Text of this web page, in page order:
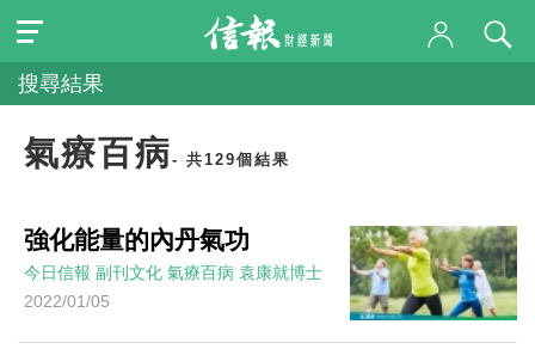
搜尋結果
氣療百病- 共129個結果
強化能量的內丹氣功
今日信報 副刊文化 氣療百病 袁康就博士
2022/01/05